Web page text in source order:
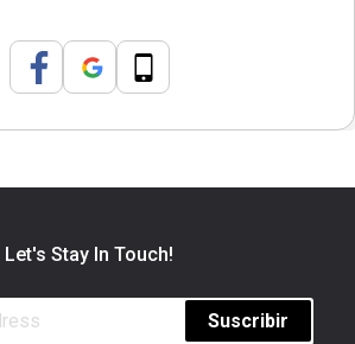
Let's Stay In Touch!
Suscribir